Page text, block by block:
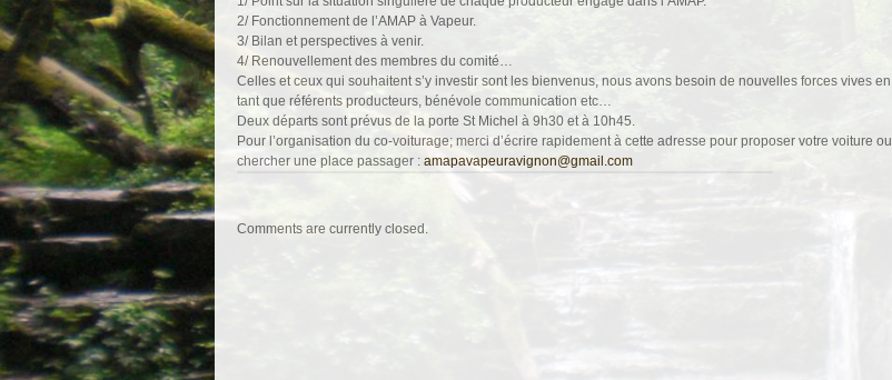
2/ Fonctionnement de l’AMAP à Vapeur.
3/ Bilan et perspectives à venir.
4/ Renouvellement des membres du comité…
Celles et ceux qui souhaitent s’y investir sont les bienvenus, nous avons besoin de nouvelles forces vives en
tant que référents producteurs, bénévole communication etc…
Deux départs sont prévus de la porte St Michel à 9h30 et à 10h45.
Pour l’organisation du co-voiturage; merci d’écrire rapidement à cette adresse pour proposer votre voiture ou
chercher une place passager : amapavapeuravignon@gmail.com
Comments are currently closed.